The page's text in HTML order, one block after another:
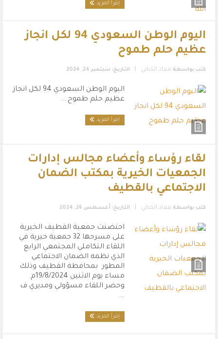
إقرأ المزيد
اليوم الوطن السعودي 94 لكل انجاز
عظيم حلم طموح
كتب بواسطة معاذ الكناني التاريخ: سبتمبر 24, 2024
اليوم الوطن السعودي 94 لكل انجاز
عظيم حلم طموح ...
إقرأ المزيد
لقاء رؤساء وأعضاء مجالس إدارات
الجمعيات الخيرية بمكتب الضمان
الاجتماعي بالقطيف
كتب بواسطة معاذ الكناني التاريخ: أغسطس 26, 2024
احتضنت جمعية القطيف الخيرية
على مسرحها 32 جمعية خيرية في
اللقاء التكاملي المجتمعي الرابع
الذي نظمه الضمان الاجتماعي
المطور بمحافظة القطيف وذلك
مساء يوم الاثنين 19/8/2024م.
وحضر اللقاء مسؤولي ومديري ف
...
إقرأ المزيد